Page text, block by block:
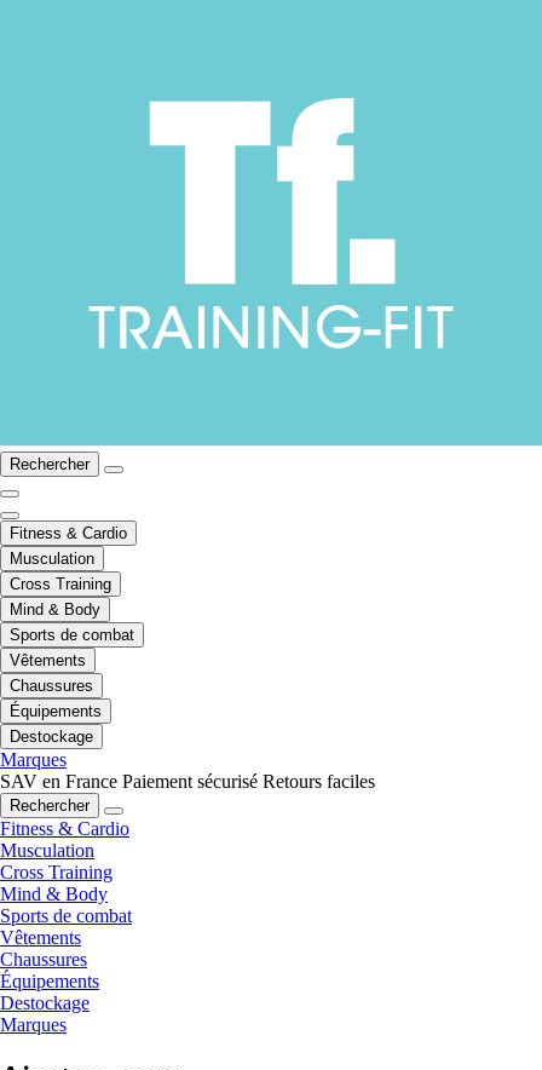
Rechercher
Fitness & Cardio
Musculation
Cross Training
Mind & Body
Sports de combat
Vêtements
Chaussures
Équipements
Destockage
Marques
SAV en France Paiement sécurisé Retours faciles
Rechercher
Fitness & Cardio
Musculation
Cross Training
Mind & Body
Sports de combat
Vêtements
Chaussures
Équipements
Destockage
Marques